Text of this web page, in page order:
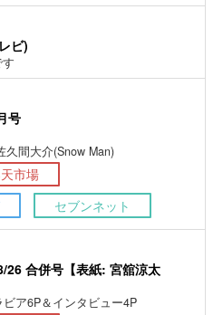
ビ)
号
久間大介(Snow Man)
市場
セブンネット
26 合併号【表紙: 宮舘涼太
ア6P＆インタビュー4P